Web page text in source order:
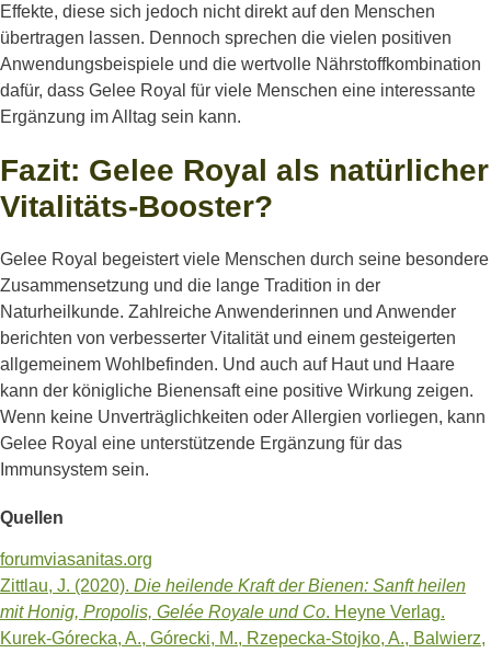
Effekte, diese sich jedoch nicht direkt auf den Menschen
übertragen lassen. Dennoch sprechen die vielen positiven
Anwendungsbeispiele und die wertvolle Nährstoffkombination
dafür, dass Gelee Royal für viele Menschen eine interessante
Ergänzung im Alltag sein kann.
Fazit: Gelee Royal als natürlicher
Vitalitäts-Booster?
Gelee Royal begeistert viele Menschen durch seine besondere
Zusammensetzung und die lange Tradition in der
Naturheilkunde. Zahlreiche Anwenderinnen und Anwender
berichten von verbesserter Vitalität und einem gesteigerten
allgemeinem Wohlbefinden. Und auch auf Haut und Haare
kann der königliche Bienensaft eine positive Wirkung zeigen.
Wenn keine Unverträglichkeiten oder Allergien vorliegen, kann
Gelee Royal eine unterstützende Ergänzung für das
Immunsystem sein.
Quellen
forumviasanitas.org
Zittlau, J. (2020). Die heilende Kraft der Bienen: Sanft heilen
mit Honig, Propolis, Gelée Royale und Co. Heyne Verlag.
Kurek-Górecka, A., Górecki, M., Rzepecka-Stojko, A., Balwierz,